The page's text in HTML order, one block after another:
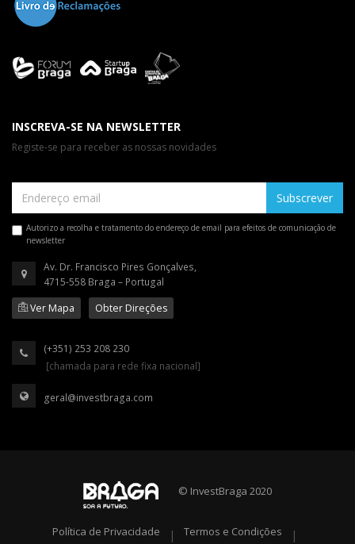
INSCREVA-SE NA NEWSLETTER
Registe-se para receber as nossas novidades
Subscrever
Autorizo a recolha e tratamento do endereço de email para efeitos de comunicação de
newsletter
Av. Dr. Francisco Pires Gonçalves,
4715-558 Braga – Portugal
Ver Mapa
Obter Direções
(+351) 253 208 230
[chamada para rede fixa nacional]
geral@investbraga.com
© InvestBraga 2020
Política de Privacidade | Termos e Condições |